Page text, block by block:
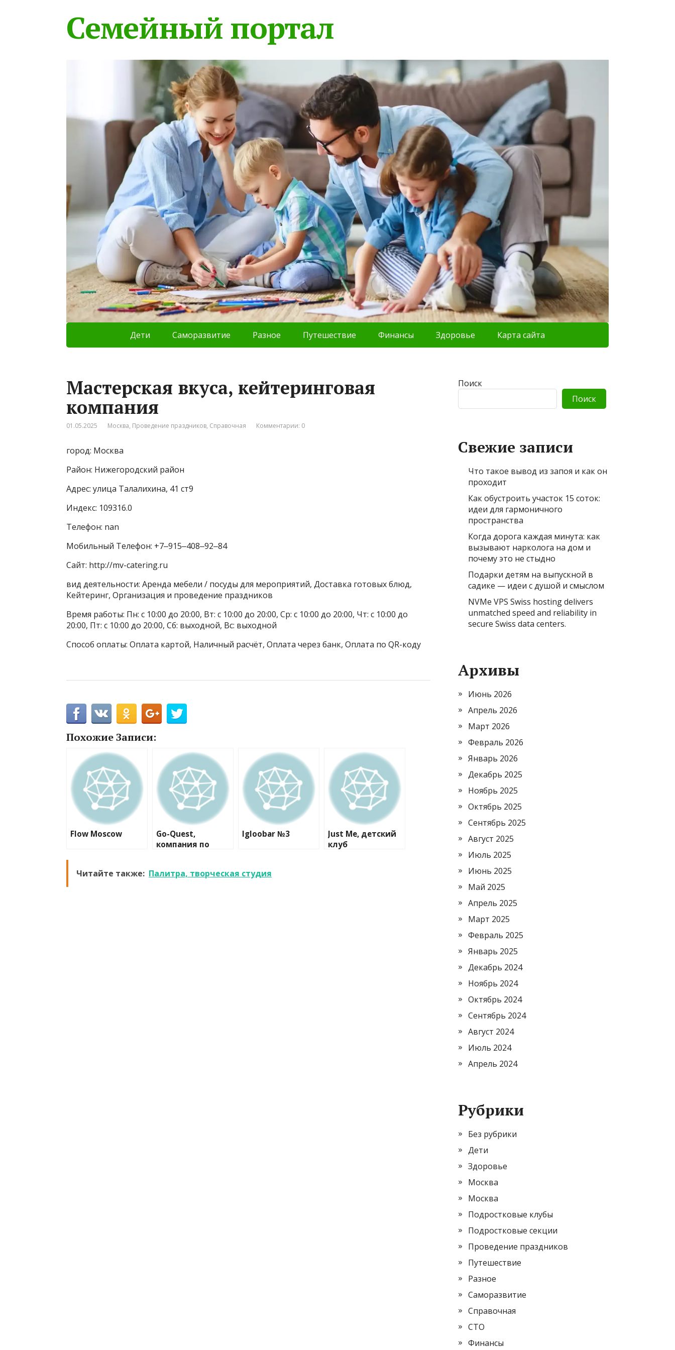
Семейный портал
Дети Саморазвитие Разное Путешествие Финансы Здоровье Карта сайта
Мастерская вкуса, кейтеринговая
компания
01.05.2025 Москва, Проведение праздников, Справочная Комментарии: 0
город: Москва
Район: Нижегородский район
Адрес: улица Талалихина, 41 ст9
Индекс: 109316.0
Телефон: nan
Мобильный Телефон: +7‒915‒408‒92‒84
Сайт: http://mv-catering.ru
вид деятельности: Аренда мебели / посуды для мероприятий, Доставка готовых блюд,
Кейтеринг, Организация и проведение праздников
Время работы: Пн: с 10:00 до 20:00, Вт: с 10:00 до 20:00, Ср: с 10:00 до 20:00, Чт: с 10:00 до
20:00, Пт: с 10:00 до 20:00, Сб: выходной, Вс: выходной
Способ оплаты: Оплата картой, Наличный расчёт, Оплата через банк, Оплата по QR-коду
Похожие Записи:
Flow Moscow
Go-Quest,
компания по
Igloobar №3
Just Me, детский
клуб
Читайте также: Палитра, творческая студия
Поиск
Поиск
Свежие записи
Что такое вывод из запоя и как он
проходит
Как обустроить участок 15 соток:
идеи для гармоничного
пространства
Когда дорога каждая минута: как
вызывают нарколога на дом и
почему это не стыдно
Подарки детям на выпускной в
садике — идеи с душой и смыслом
NVMe VPS Swiss hosting delivers
unmatched speed and reliability in
secure Swiss data centers.
Архивы
Июнь 2026
Апрель 2026
Март 2026
Февраль 2026
Январь 2026
Декабрь 2025
Ноябрь 2025
Октябрь 2025
Сентябрь 2025
Август 2025
Июль 2025
Июнь 2025
Май 2025
Апрель 2025
Март 2025
Февраль 2025
Январь 2025
Декабрь 2024
Ноябрь 2024
Октябрь 2024
Сентябрь 2024
Август 2024
Июль 2024
Апрель 2024
Рубрики
Без рубрики
Дети
Здоровье
Москва
Москва
Подростковые клубы
Подростковые секции
Проведение праздников
Путешествие
Разное
Саморазвитие
Справочная
СТО
Финансы